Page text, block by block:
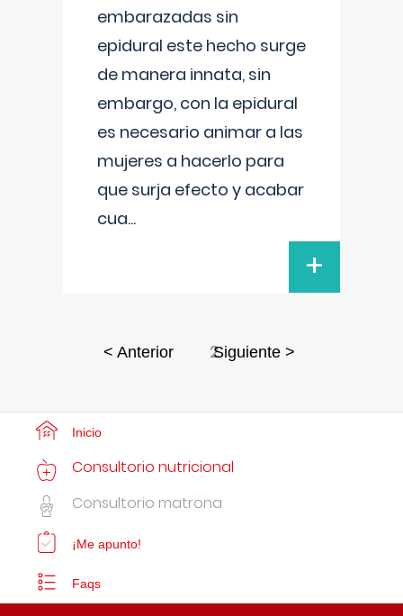
embarazadas sin
epidural este hecho surge
de manera innata, sin
embargo, con la epidural
es necesario animar a las
mujeres a hacerlo para
que surja efecto y acabar
cua...
+
< Anterior 2Siguiente >
Inicio
Consultorio nutricional
Consultorio matrona
¡Me apunto!
Faqs